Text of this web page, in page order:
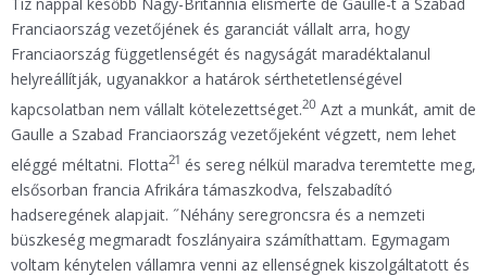
Tíz nappal később Nagy-Britannia elismerte de Gaulle-t a Szabad
Franciaország vezetőjének és garanciát vállalt arra, hogy
Franciaország függetlenségét és nagyságát maradéktalanul
helyreállítják, ugyanakkor a határok sérthetetlenségével
kapcsolatban nem vállalt kötelezettséget.20 Azt a munkát, amit de
Gaulle a Szabad Franciaország vezetőjeként végzett, nem lehet
eléggé méltatni. Flotta21 és sereg nélkül maradva teremtette meg,
elsősorban francia Afrikára támaszkodva, felszabadító
hadseregének alapjait. ˝Néhány seregroncsra és a nemzeti
büszkeség megmaradt foszlányaira számíthattam. Egymagam
voltam kénytelen vállamra venni az ellenségnek kiszolgáltatott és